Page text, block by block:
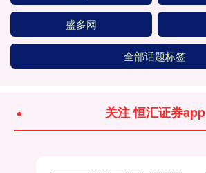
盛多网
全部话题标签
关注 恒汇证券app